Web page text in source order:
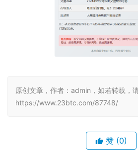
原创文章，作者：admin，如若转载，
https://www.23btc.com/87748/
赞 (0)